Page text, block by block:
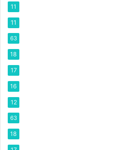
11
11
63
18
17
16
12
63
18